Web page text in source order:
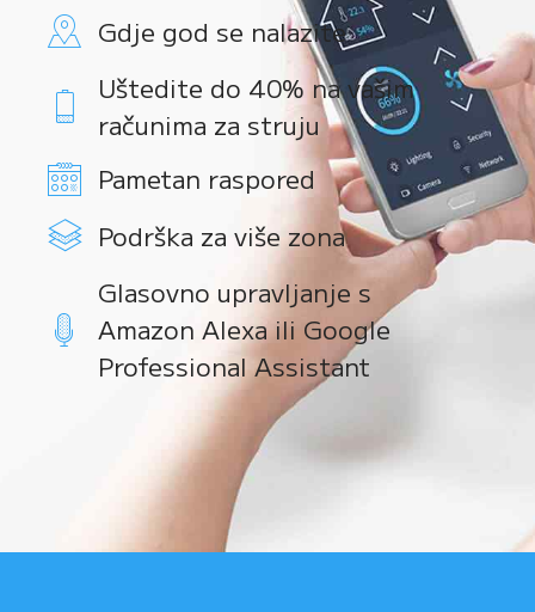
Gdje god se nalazite
Uštedite do 40% na vašim
računima za struju
Pametan raspored
Podrška za više zona
Glasovno upravljanje s
Amazon Alexa ili Google
Professional Assistant